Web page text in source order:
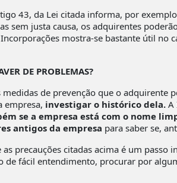
43, da Lei citada informa, por
sem justa causa, os adquirentes
mostra-se bastante útil
DE PROBLEMAS?
medidas de prevenção que o
empresa, investigar o histórico dela. A
se a empresa está com o nome
antigos da empresa para saber se,
as precauções citadas acima é um
de fácil entendimento, procurar por